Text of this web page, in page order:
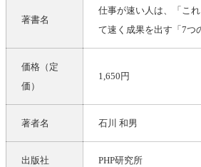
著書名
仕事が速い人は、「こ
て速く成果を出す「7つ
価格（定
価）
1,650円
著者名 石川 和男
出版社 PHP研究所